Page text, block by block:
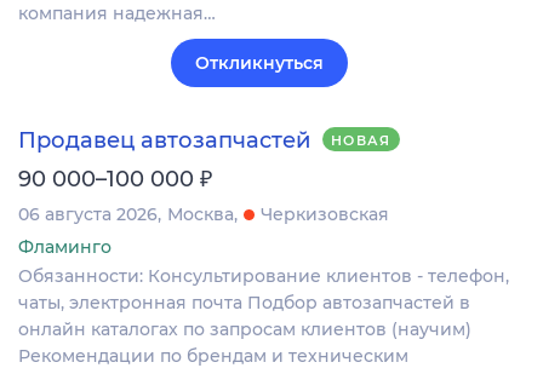
компания надежная…
Откликнуться
Продавец автозапчастей НОВАЯ
90 000–100 000 ₽
06 августа 2026 Москва
Черкизовская
Фламинго
Обязанности: Консультирование клиентов - телефон,
чаты, электронная почта Подбор автозапчастей в
онлайн каталогах по запросам клиентов (научим)
Рекомендации по брендам и техническим